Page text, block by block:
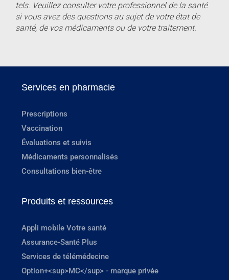
tels. Veuillez consulter votre professionnel de la santé
si vous avez des questions au sujet de votre état de
santé, de vos médicaments ou de votre traitement.
Services en pharmacie
Prescriptions
Vaccination
Évaluations et suivis
Médicaments personnalisés
Consultations bien-être
Produits et ressources
Appli mobile Votre santé
Assurance-Santé Plus
Services de télémédecine
Option+<sup>MC</sup> - marque privée